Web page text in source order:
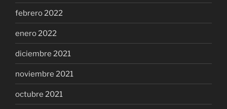
febrero 2022
enero 2022
diciembre 2021
noviembre 2021
octubre 2021